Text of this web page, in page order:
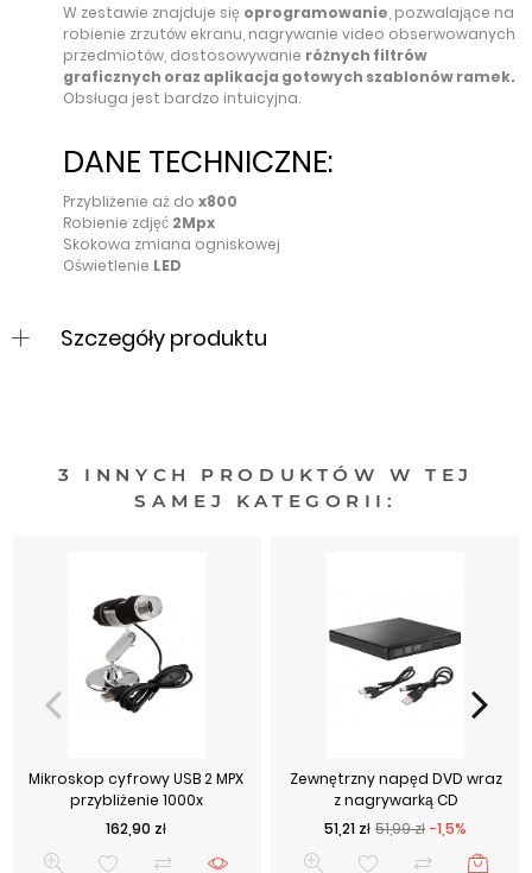
W zestawie znajduje się oprogramowanie , pozwalające na
robienie zrzutów ekranu, nagrywanie video obserwowanych
przedmiotów, dostosowywanie różnych filtrów
graficznych oraz aplikacja gotowych szablonów ramek.
Obsługa jest bardzo intuicyjna.
DANE TECHNICZNE:
Przybliżenie aż do x800
Robienie zdjęć 2Mpx
Skokowa zmiana ogniskowej
Oświetlenie LED
Szczegóły produktu
3 INNYCH PRODUKTÓW W TEJ
SAMEJ KATEGORII:
Mikroskop cyfrowy USB 2 MPX
przybliżenie 1000x
Cena
162,90 zł
Zewnętrzny napęd DVD wraz
z nagrywarką CD
Cena podstawowa
51,99 zł -1,5%
Cena
51,21 zł